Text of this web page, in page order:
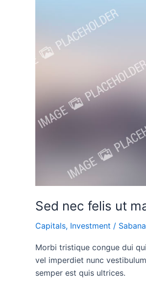
Sed nec felis ut
Capitals, Investment /
Morbi tristique congue dui
vel imperdiet nunc
semper est quis ultrices.